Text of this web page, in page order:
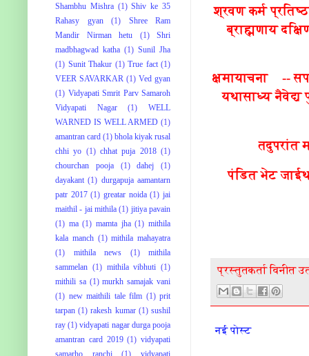
श्रवण कर्म
ब्राह्मणाय
क्षमायाचना --
यथासाध्य
तदुपरांत
पंडित भेट
प्रस्तुतकर्ताविनीत
नई पोस्ट
Shambhu Mishra (1) Shiv ke 35
Rahasy gyan
(1)
Shree Ram
Mandir Nirman hetu
(1)
Shri
madbhagwad katha (1) Sunil Jha
(1) Sunit Thakur (1) True fact (1)
VEER SAVARKAR (1) Ved gyan
(1) Vidyapati Smrit Parv Samaroh
Vidyapati Nagar
(1)
WELL
WARNED IS WELL ARMED (1)
amantran card (1) bhola kiyak rusal
chhi yo (1) chhat puja 2018 (1)
chourchan pooja
(1) dahej
(1)
dayakant (1) durgapuja aamantarn
patr 2017 (1) greatar noida (1) jai
maithil - jai mithila (1) jitiya pavain
(1) ma (1) mamta jha (1) mithila
kala manch (1) mithila mahayatra
(1)
mithila news (1)
mithila
sammelan (1) mithila vibhuti (1)
mithili sa (1) murkh samajak vani
(1) new maithili tale film (1) prit
tarpan (1) rakesh kumar (1) sushil
ray (1) vidyapati nagar durga pooja
amantran card 2019 (1) vidyapati
samarho ranchi
(1) vidyapati